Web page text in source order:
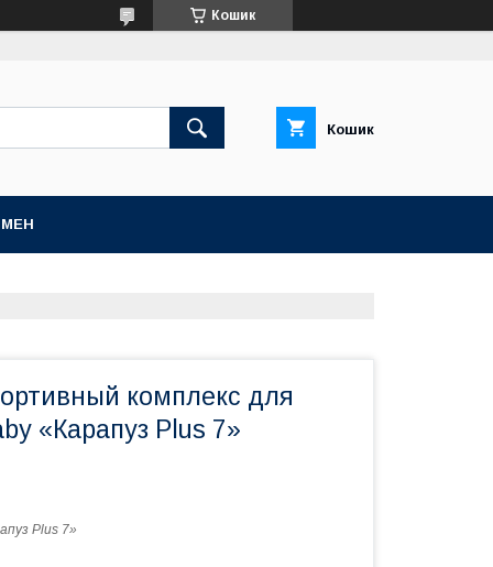
Кошик
Кошик
комплекс для
«Карапуз Plus 7»
Plus 7»